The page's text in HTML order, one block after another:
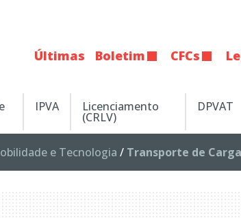
Últimas Boletim CFCs
IPVA Licenciamento
(CRLV)
DPVAT
e Tecnologia / Transporte de Carga